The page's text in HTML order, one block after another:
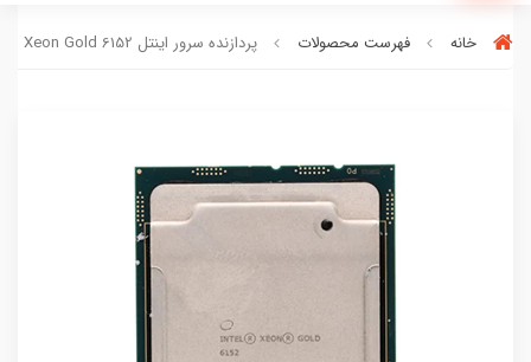
خانه فهرست محصولات پردازنده سرور اینتل Xeon Gold 6152